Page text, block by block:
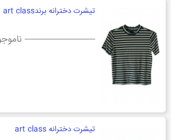
تیشرت دخترانه برندart class
تیشرت دخترانه art class